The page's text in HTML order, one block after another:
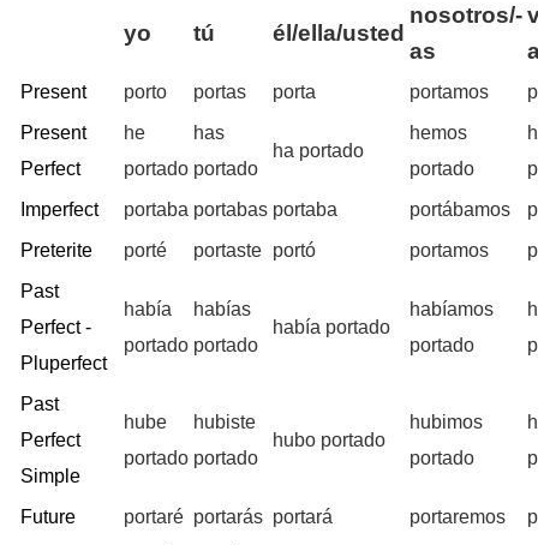
yo tú él/ella/usted
nosotros/-
as
Present porto portas porta portamos
Present
Perfect
he
portado
has
portado
ha portado
hemos
portado
Imperfect
portaba portabas portaba portábamos
Preterite
porté portaste portó portamos
Past
Perfect -
Pluperfect
había
portado
habías
portado
había portado
habíamos
portado
Past
Perfect
Simple
hube
portado
hubiste
portado
hubo portado
hubimos
portado
Future portaré portarás portará portaremos